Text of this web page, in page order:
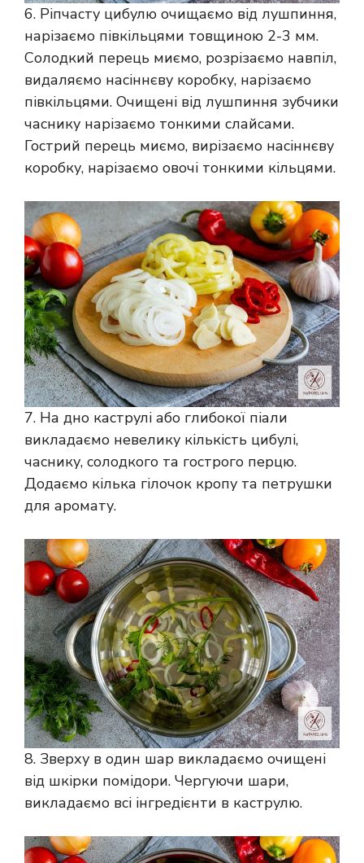
6. Ріпчасту цибулю очищаємо від лушпиння,
нарізаємо півкільцями товщиною 2-3 мм.
Солодкий перець миємо, розрізаємо навпіл,
видаляємо насіннєву коробку, нарізаємо
півкільцями. Очищені від лушпиння зубчики
часнику нарізаємо тонкими слайсами.
Гострий перець миємо, вирізаємо насіннєву
коробку, нарізаємо овочі тонкими кільцями.
7. На дно каструлі або глибокої піали
викладаємо невелику кількість цибулі,
часнику, солодкого та гострого перцю.
Додаємо кілька гілочок кропу та петрушки
для аромату.
8. Зверху в один шар викладаємо очищені
від шкірки помідори. Чергуючи шари,
викладаємо всі інгредієнти в каструлю.